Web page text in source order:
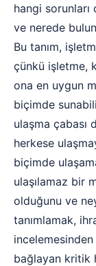
hangi
ve nerede
Bu tanım,
çünkü işletme,
ona en uygun
biçimde
ulaşma çabası
herkese
biçimde
ulaşılamaz bir
olduğunu ve
tanımlamak,
bağlayan kritik